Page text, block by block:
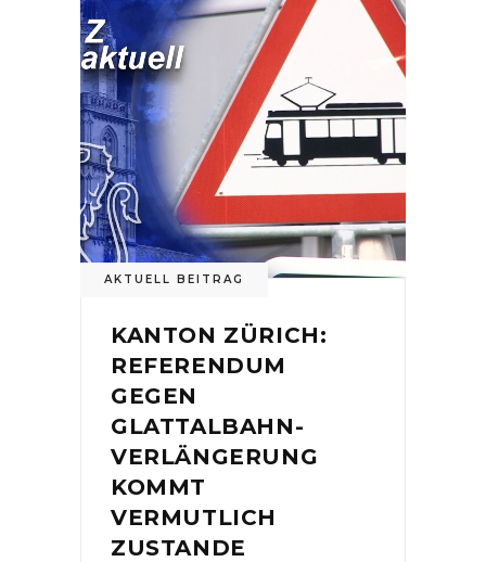
AKTUELL BEITRAG
KANTON ZÜRICH:
REFERENDUM
GEGEN
GLATTALBAHN-
VERLÄNGERUNG
KOMMT
VERMUTLICH
ZUSTANDE